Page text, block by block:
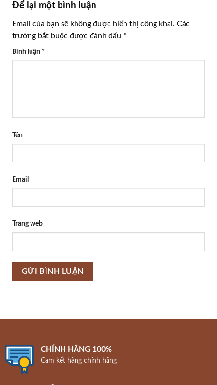
Để lại một bình luận
Email của bạn sẽ không được hiển thị công khai. Các
trường bắt buộc được đánh dấu *
Bình luận *
Tên
Email
Trang web
CHÍNH HÃNG 100%
Cam kết hàng chính hãng